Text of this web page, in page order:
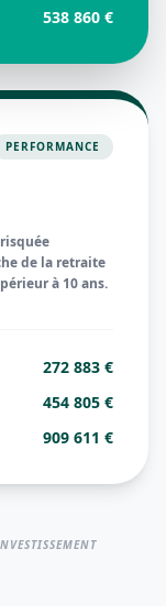
538 860 €
PERFORMANCE
de la retraite
à 10 ans.
272 883 €
454 805 €
909 611 €